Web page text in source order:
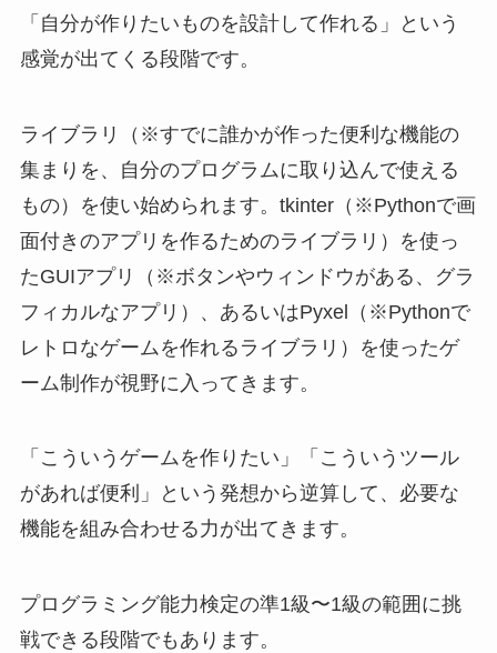
「自分が作りたいものを設計して作れる」という
感覚が出てくる段階です。
ライブラリ（※すでに誰かが作った便利な機能の
集まりを、自分のプログラムに取り込んで使える
もの）を使い始められます。tkinter（※Pythonで画
面付きのアプリを作るためのライブラリ）を使っ
たGUIアプリ（※ボタンやウィンドウがある、グラ
フィカルなアプリ）、あるいはPyxel（※Pythonで
レトロなゲームを作れるライブラリ）を使ったゲ
ーム制作が視野に入ってきます。
「こういうゲームを作りたい」「こういうツール
があれば便利」という発想から逆算して、必要な
機能を組み合わせる力が出てきます。
プログラミング能力検定の準1級〜1級の範囲に挑
戦できる段階でもあります。